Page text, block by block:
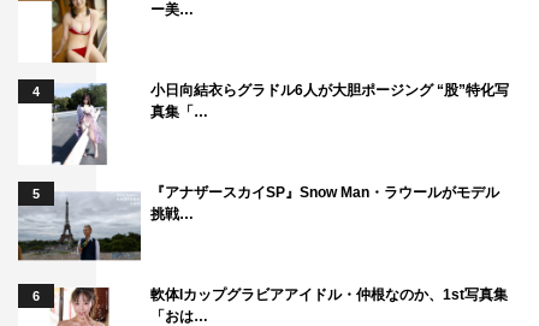
ー美…
4
小日向結衣らグラドル6人が大胆ポージング “股”特化写
真集「…
5
『アナザースカイSP』Snow Man・ラウールがモデル
挑戦…
6
軟体Iカップグラビアアイドル・仲根なのか、1st写真集
「おは…